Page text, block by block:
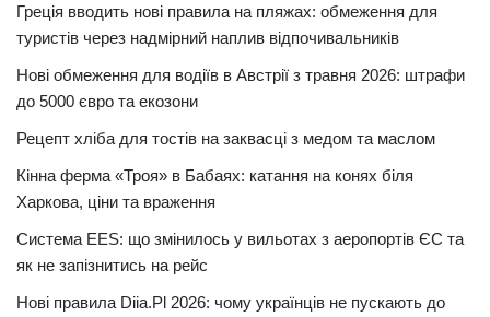
Греція вводить нові правила на пляжах: обмеження для
туристів через надмірний наплив відпочивальників
Нові обмеження для водіїв в Австрії з травня 2026: штрафи
до 5000 євро та екозони
Рецепт хліба для тостів на заквасці з медом та маслом
Кінна ферма «Троя» в Бабаях: катання на конях біля
Харкова, ціни та враження
Система EES: що змінилось у вильотах з аеропортів ЄС та
як не запізнитись на рейс
Нові правила Diia.Pl 2026: чому українців не пускають до